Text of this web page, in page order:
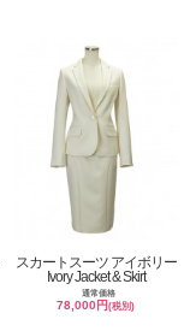
スカートスーツ アイボリー
Ivory Jacket & Skirt
通常価格
78,000円(税別)